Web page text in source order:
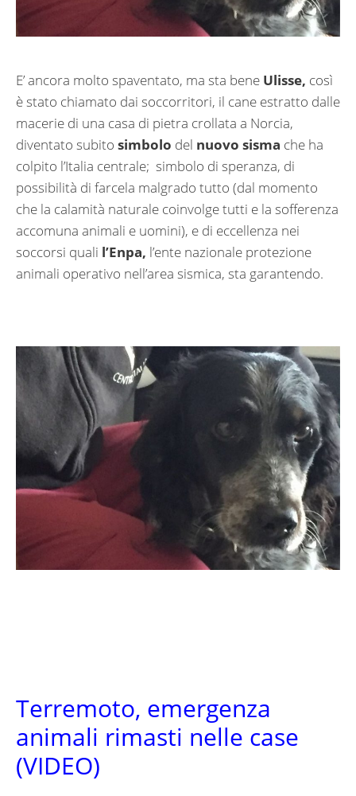
E’ ancora molto spaventato, ma sta bene Ulisse, così
è stato chiamato dai soccorritori, il cane estratto dalle
macerie di una casa di pietra crollata a Norcia,
diventato subito simbolo del nuovo sisma che ha
colpito l’Italia centrale; simbolo di speranza, di
possibilità di farcela malgrado tutto (dal momento
che la calamità naturale coinvolge tutti e la sofferenza
accomuna animali e uomini), e di eccellenza nei
soccorsi quali l’Enpa, l’ente nazionale protezione
animali operativo nell’area sismica, sta garantendo.
Terremoto, emergenza
animali rimasti nelle case
(VIDEO)